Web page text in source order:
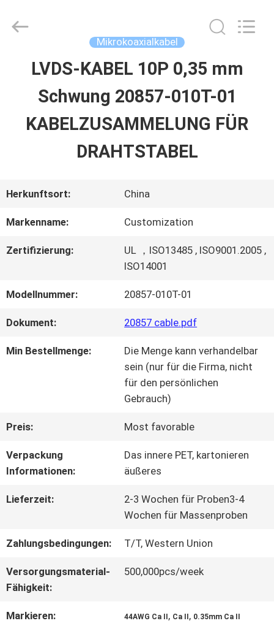
HAUSE
PRODUKTE
VIDEOS
QUALITÄTSKONTROLLE
MIT
UNS
NEUIGKEITEN
RECHTSSACHEN
BITTE
UM
Technology
Mikrokoaxialkabel
LVDS-KABEL 10P 0,35 mm
Schwung 20857-010T-01
KABELZUSAMMELUNG FÜR
DRAHTSTABEL
Herkunftsort: China
Markenname: Customization
Zertifizierung:
UL ，ISO13485 , ISO9001.2005 ,
ISO14001
Modellnummer: 20857-010T-01
Dokument: 20857 cable.pdf
Min Bestellmenge:
Die Menge kann verhandelbar
sein (nur für die Firma, nicht
für den persönlichen
Gebrauch)
Preis: Most favorable
Verpackung
Informationen:
Das innere PET, kartonieren
äußeres
Lieferzeit:
2-3 Wochen für Proben3-4
Wochen für Massenproben
Zahlungsbedingungen: T/T, Western Union
Versorgungsmaterial-
Fähigkeit:
500,000pcs/week
Markieren: 44AWG Ca II , Ca II , 0.35mm Ca II